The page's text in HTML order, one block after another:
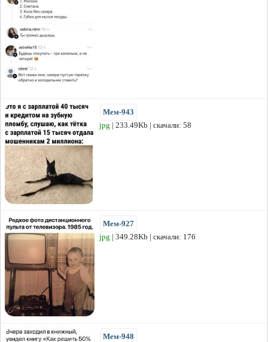
Мем-943
jpg | 233.49Kb | скачали: 58
Мем-927
jpg | 349.28Kb | скачали: 176
Мем-948